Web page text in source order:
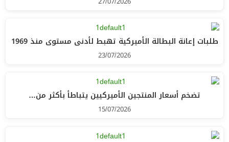
طلبات إعانة البطالة الأميركية تهبط لأدنى مستوى منذ 1969
23/07/2026
تضخم أسعار المنتجين الأميركيين يتباطأ بأكثر من…
15/07/2026